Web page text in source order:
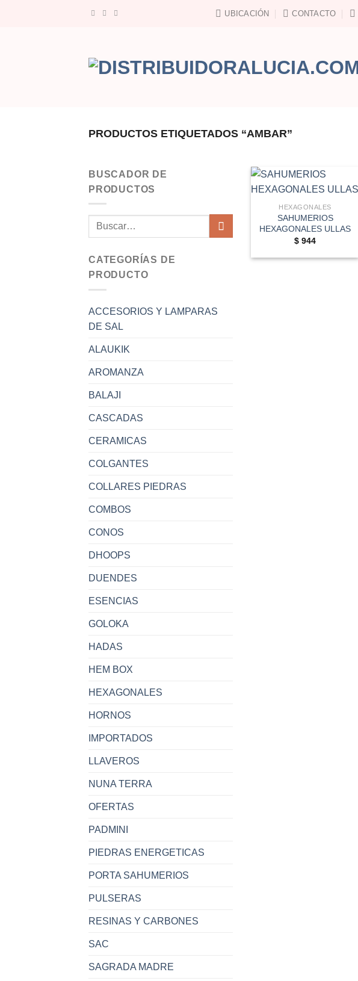
UBICACIÓN CONTACTO
PRODUCTOS ETIQUETADOS “AMBAR”
BUSCADOR DE
PRODUCTOS
Buscar
CATEGORÍAS DE
PRODUCTO
ACCESORIOS Y LAMPARAS
DE SAL
ALAUKIK
AROMANZA
BALAJI
CASCADAS
CERAMICAS
COLGANTES
COLLARES PIEDRAS
COMBOS
CONOS
DHOOPS
DUENDES
ESENCIAS
GOLOKA
HADAS
HEM BOX
HEXAGONALES
HORNOS
IMPORTADOS
LLAVEROS
NUNA TERRA
OFERTAS
PADMINI
PIEDRAS ENERGETICAS
PORTA SAHUMERIOS
PULSERAS
RESINAS Y CARBONES
SAC
SAGRADA MADRE
HEXAGONALES
SAHUMERIOS
HEXAGONALES ULLAS
$ 944